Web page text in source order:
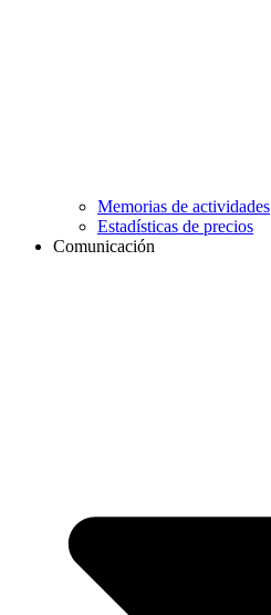
Memorias de actividades
Estadísticas de precios
Comunicación